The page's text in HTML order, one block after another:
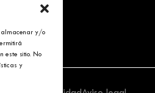
almacenar y/o
este sitio. No
y